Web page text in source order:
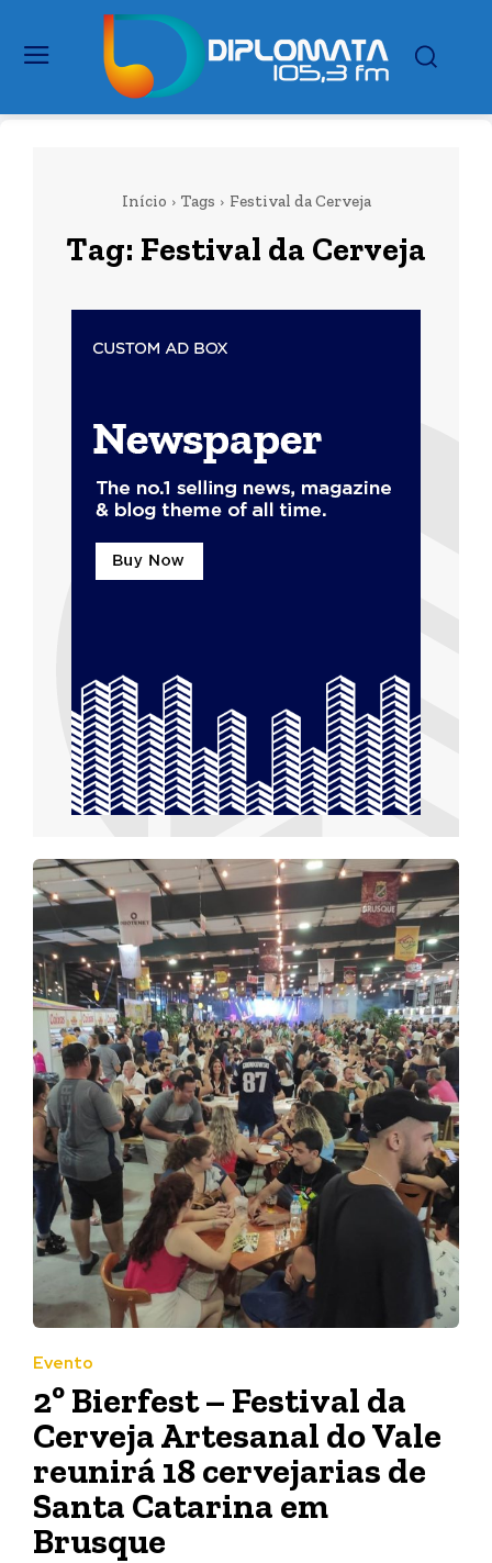
Início Tags Festival da Cerveja
Tag: Festival da Cerveja
Evento
2º Bierfest – Festival da
Cerveja Artesanal do Vale
reunirá 18 cervejarias de
Santa Catarina em
Brusque